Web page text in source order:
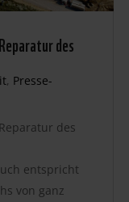
des
, Presse-
des
entspricht
von ganz